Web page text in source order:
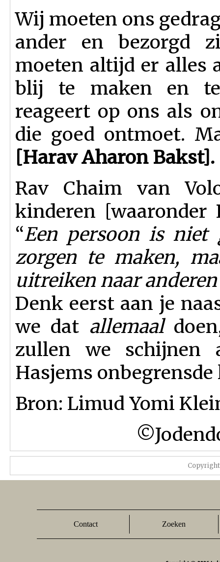
Wij moeten ons
ander en bezorgd
moeten altijd er alles
blij te maken en
reageert op ons als
die goed ontmoet.
[Harav Aharon Bakst].
Rav Chaim van
kinderen [waaronder
“Een persoon is niet
zorgen te maken,
uitreiken naar
Denk eerst aan je
we dat allemaal
zullen we schijnen
Hasjems onbegrensde
Bron: Limud Yomi
Contact Zoeken